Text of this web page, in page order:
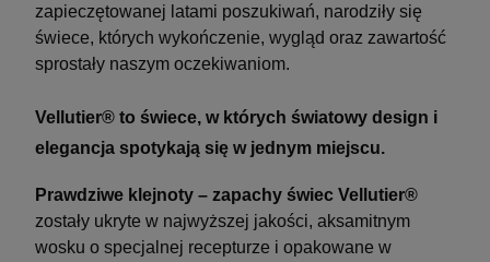
zapieczętowanej latami poszukiwań, narodziły się
świece, których wykończenie, wygląd oraz zawartość
sprostały naszym oczekiwaniom.
Vellutier® to świece, w których światowy design i
elegancja spotykają się w jednym miejscu.
Prawdziwe klejnoty – zapachy świec Vellutier®
zostały ukryte w najwyższej jakości, aksamitnym
wosku o specjalnej recepturze i opakowane w